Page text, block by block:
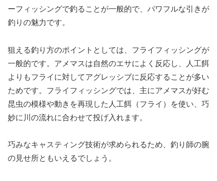
ーフィッシングで釣ることが一般的で、パワフルな引きが
釣りの魅力です。
狙える釣り方のポイントとしては、フライフィッシングが
一般的です。アメマスは自然のエサによく反応し、人工餌
よりもフライに対してアグレッシブに反応することが多い
ためです。フライフィッシングでは、主にアメマスが好む
昆虫の模様や動きを再現した人工餌（フライ）を使い、巧
妙に川の流れに合わせて投げ入れます。
巧みなキャスティング技術が求められるため、釣り師の腕
の見せ所ともいえるでしょう。